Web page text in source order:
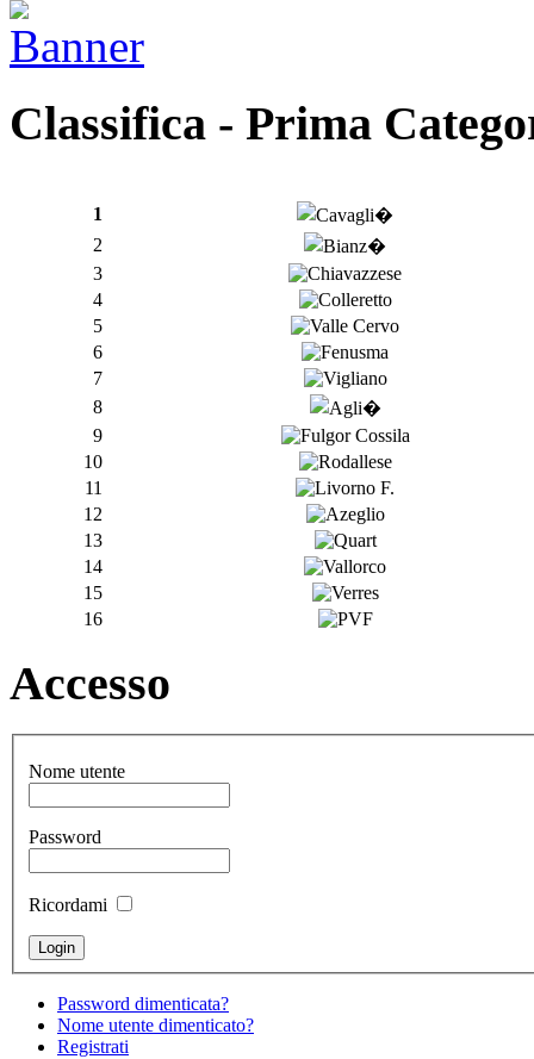
Classifica - Prima
1
2
3
4
5
6
7
8
9
10
11
12
13
14
15
16
Accesso
Nome utente
Password
Ricordami
Password dimenticata?
Nome utente dimenticato?
Registrati